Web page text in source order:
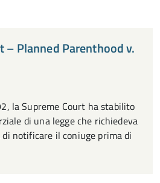
– Planned Parenthood v.
la Supreme Court ha stabilito
di una legge che richiedeva
notificare il coniuge prima di